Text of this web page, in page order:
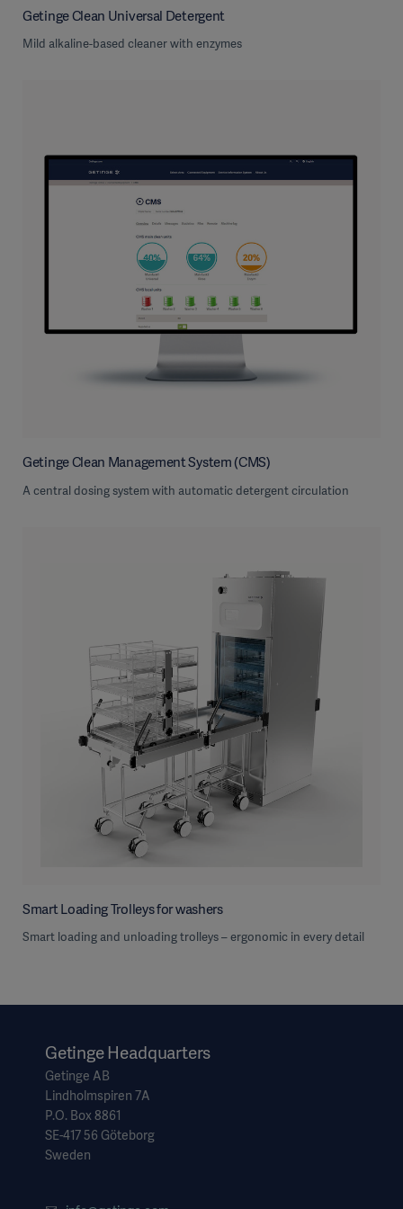
Getinge Clean Universal Detergent
Mild alkaline-based cleaner with enzymes
Getinge Clean Management System (CMS)
A central dosing system with automatic detergent circulation
Smart Loading Trolleys for washers
Smart loading and unloading trolleys – ergonomic in every detail
Getinge Headquarters
Getinge AB
Lindholmspiren 7A
P.O. Box 8861
SE-417 56 Göteborg
Sweden